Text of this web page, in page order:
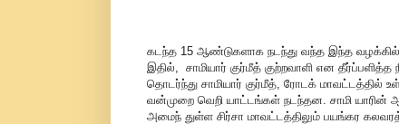
கடந்த 15 ஆண்டுகளாக நடந்து வந்த இந்த வழக்கில்,
இதில், சாமியார் குர்மீத் குற்றவாளி என
தொடர்ந்து சாமியார் குர்மீத், ரோடக் மாவட்டத்தில்
வன்முறை வெறி யாட்டங்கள் நடந்தன. சாமி யாரின்
அமைந் துள்ள சிர்சா மாவட்டத்திலும் பயங்கர